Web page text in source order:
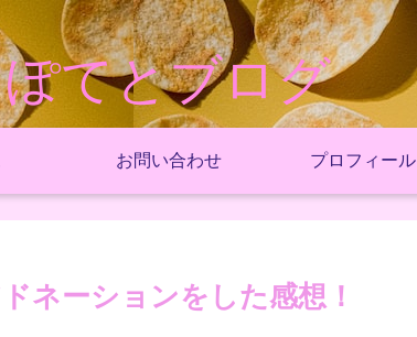
ぽてとブログ
お問い合わせ プロフィール
ネーションをした感想！